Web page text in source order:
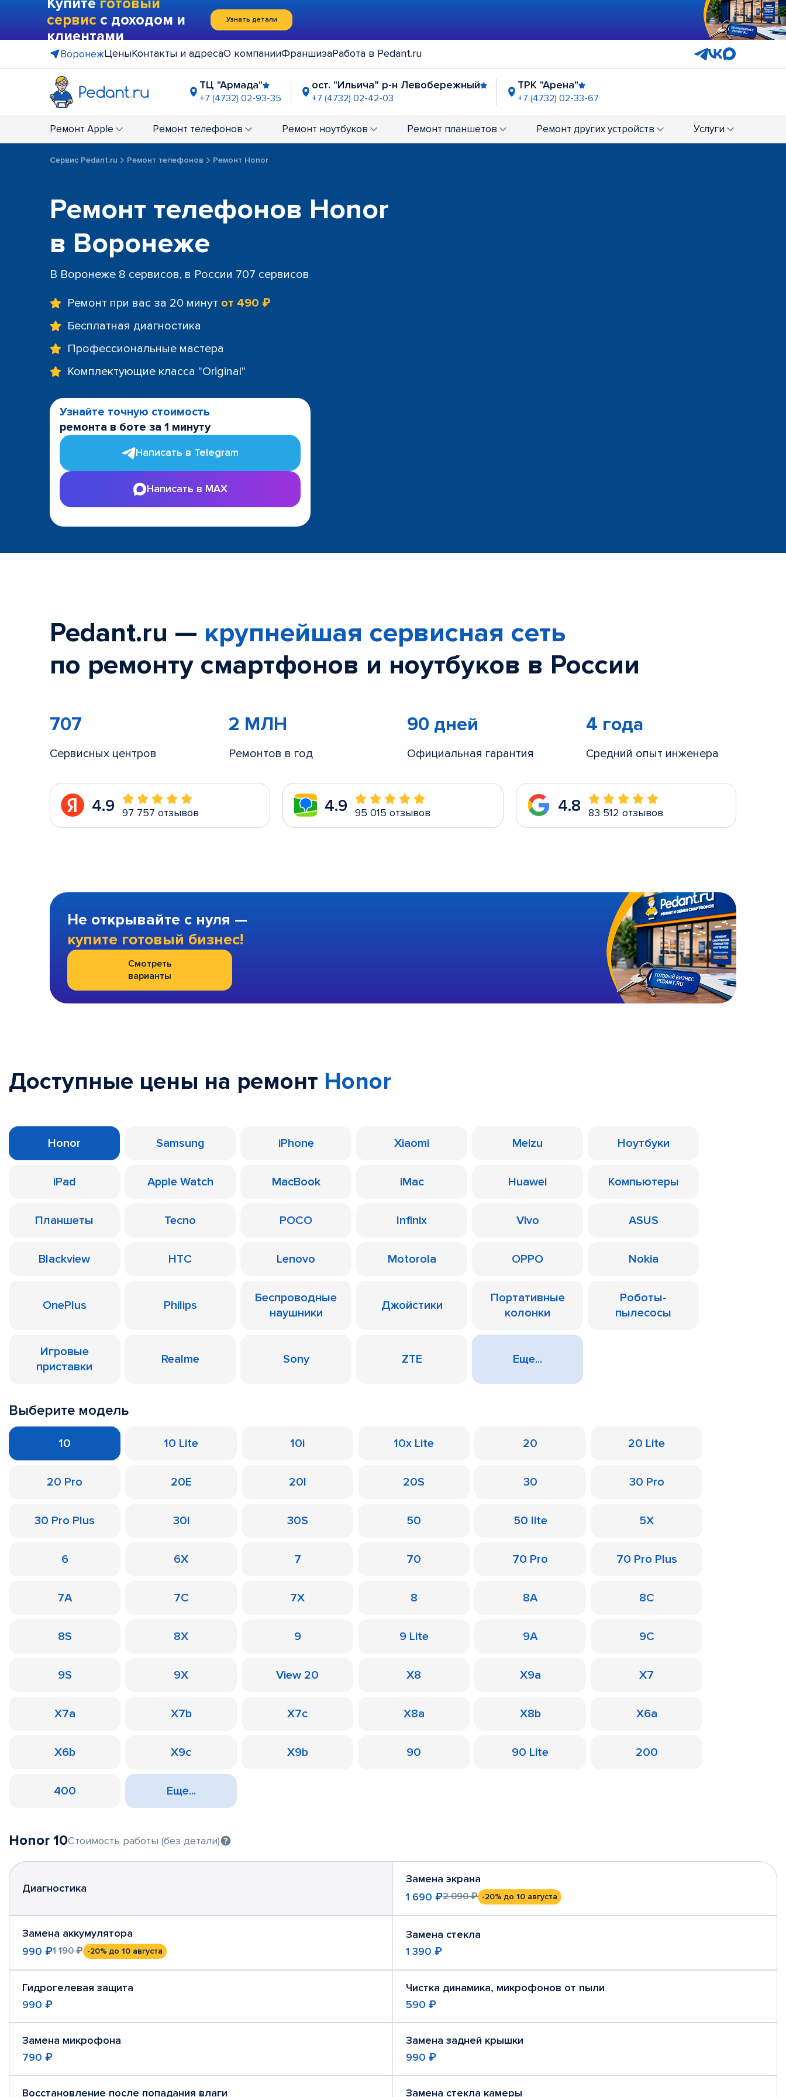
Купите готовый
сервис с доходом и
клиентами
Узнать детали
ВоронежЦеныКонтакты и адресаО компанииФраншизаРабота в Pedant.ru
ТЦ "Армада"
+7 (4732) 02-93-35
ост. "Ильича” р-н Левобережный
+7 (4732) 02-42-03
ТРК "Арена"
+7 (4732) 02-33-67
+7 (4732) 02-02-60 +7 (4732) 02-60-93 +7 (4732) 01-67-40
ост. "Застава"
+7 (4732) 02-60-81
ост. "Полины Осипенко"
Ремонт Apple Ремонт телефонов Ремонт ноутбуков Ремонт планшетов Ремонт других устройств Услуги
Сервис Pedant.ru Ремонт телефонов Ремонт Honor
Ремонт телефонов Honor
в Воронеже
В Воронеже 8 сервисов, в России 707 сервисов
Ремонт при вас за 20 минут от 490 ₽
Бесплатная диагностика
Профессиональные мастера
Комплектующие класса "Original"
Узнайте точную стоимость
ремонта в боте за 1 минуту
Написать в Telegram
Написать в MAX
Pedant.ru — крупнейшая сервисная сеть
по ремонту смартфонов и ноутбуков в России
707
Сервисных центров
2 МЛН
Ремонтов в год
90 дней
Официальная гарантия
4 года
Средний опыт инженера
4.9 97 757 отзывов 4.9 95 015 отзывов 4.8 83 512 отзывов
Не открывайте с нуля —
купите готовый бизнес!
Смотреть
варианты
Доступные цены на ремонт Honor
Honor Samsung iPhone Xiaomi Meizu Ноутбуки
iPad Apple Watch MacBook iMac Huawei Компьютеры
Планшеты Tecno POCO Infinix Vivo ASUS
Blackview HTC Lenovo Motorola OPPO Nokia
OnePlus Philips
Беспроводные
наушники
Джойстики
Портативные
колонки
Роботы-
пылесосы
Игровые
приставки
Realme Sony ZTE Еще...
Выберите модель
10 10 Lite 10i 10x Lite 20 20 Lite
20 Pro 20E 20I 20S 30 30 Pro
30 Pro Plus 30i 30S 50 50 lite 5X
6 6X 7 70 70 Pro 70 Pro Plus
7A 7C 7X 8 8A 8C
8S 8X 9 9 Lite 9A 9C
9S 9X View 20 X8 X9a X7
X7a X7b X7c X8a X8b X6a
X6b X9c X9b 90 90 Lite 200
400 Еще...
Honor 10Стоимость работы (без детали)
Диагностика
Замена экрана
1 690 ₽2 090 ₽ -20% до 10 августа
Замена аккумулятора
990 ₽1 190 ₽ -20% до 10 августа
Замена стекла
1 390 ₽
Гидрогелевая защита
990 ₽
Чистка динамика, микрофонов от пыли
590 ₽
Замена микрофона
790 ₽
Замена задней крышки
990 ₽
Восстановление после попадания влаги Замена стекла камеры